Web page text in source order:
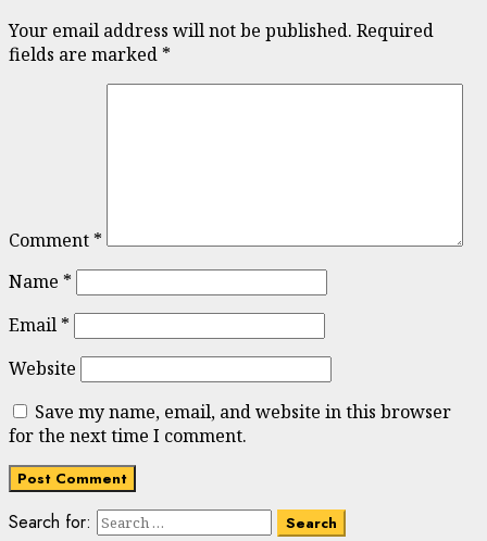
Your email address will not be published. Required
fields are marked *
Comment *
Name *
Email *
Website
Save my name, email, and website in this browser
for the next time I comment.
Search for: